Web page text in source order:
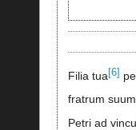
Filia tua [6]
fratrum
Petri ad